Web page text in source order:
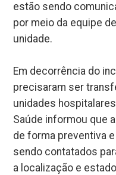
estão sendo
por meio da equipe
unidade.
Em decorrência do
precisaram ser
unidades
Saúde informou que
de forma preventiva
sendo contatados
a localização e